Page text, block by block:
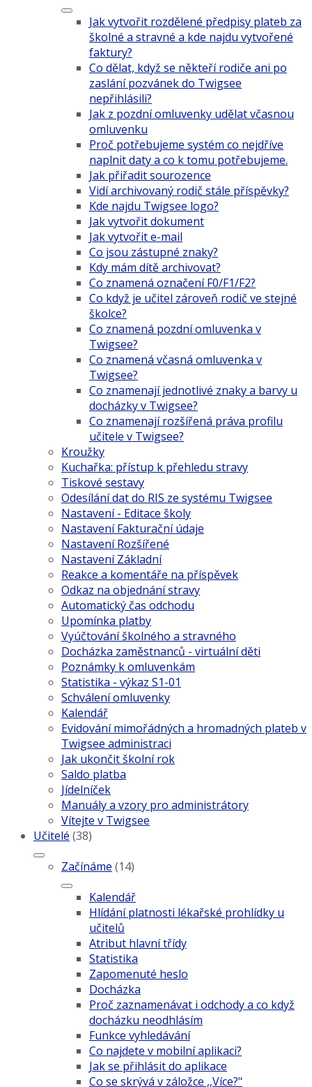
Jak vytvořit rozdělené předpisy plateb za
školné a stravné a kde najdu vytvořené
faktury?
Co dělat, když se někteří rodiče ani po
zaslání pozvánek do Twigsee
nepřihlásili?
Jak z pozdní omluvenky udělat včasnou
omluvenku
Proč potřebujeme systém co nejdříve
naplnit daty a co k tomu potřebujeme.
Jak přiřadit sourozence
Vidí archivovaný rodič stále příspěvky?
Kde najdu Twigsee logo?
Jak vytvořit dokument
Jak vytvořit e-mail
Co jsou zástupné znaky?
Kdy mám dítě archivovat?
Co znamená označení F0/F1/F2?
Co když je učitel zároveň rodič ve stejné
školce?
Co znamená pozdní omluvenka v
Twigsee?
Co znamená včasná omluvenka v
Twigsee?
Co znamenají jednotlivé znaky a barvy u
docházky v Twigsee?
Co znamenají rozšířená práva profilu
učitele v Twigsee?
Kroužky
Kuchařka: přístup k přehledu stravy
Tiskové sestavy
Odesílání dat do RIS ze systému Twigsee
Nastavení - Editace školy
Nastavení Fakturační údaje
Nastavení Rozšířené
Nastavení Základní
Reakce a komentáře na příspěvek
Odkaz na objednání stravy
Automatický čas odchodu
Upomínka platby
Vyúčtování školného a stravného
Docházka zaměstnanců - virtuální děti
Poznámky k omluvenkám
Statistika - výkaz S1-01
Schválení omluvenky
Kalendář
Evidování mimořádných a hromadných plateb v
Twigsee administraci
Jak ukončit školní rok
Saldo platba
Jídelníček
Manuály a vzory pro administrátory
Vítejte v Twigsee
Učitelé (38)
Začínáme (14)
Kalendář
Hlídání platnosti lékařské prohlídky u
učitelů
Atribut hlavní třídy
Statistika
Zapomenuté heslo
Docházka
Proč zaznamenávat i odchody a co když
docházku neodhlásím
Funkce vyhledávání
Co najdete v mobilní aplikaci?
Jak se přihlásit do aplikace
Co se skrývá v záložce ,,Více?"